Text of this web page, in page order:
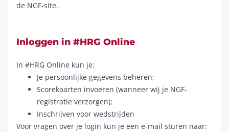
de NGF-site.
Inloggen in #HRG Online
In #HRG Online kun je:
Je persoonlijke gegevens beheren;
Scorekaarten invoeren (wanneer wij je NGF-
registratie verzorgen);
Inschrijven voor wedstrijden
Voor vragen over je login kun je een e-mail sturen naar: